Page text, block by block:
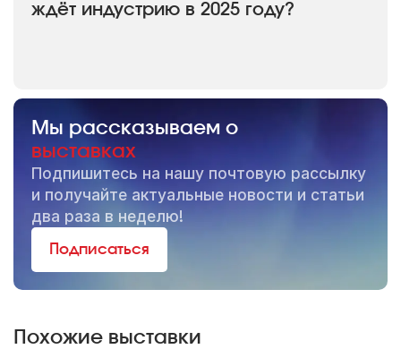
ждёт индустрию в 2025 году?
Мы рассказываем о
выставках
Подпишитесь на нашу почтовую рассылку
и получайте актуальные новости и статьи
два раза в неделю!
Подписаться
Похожие выставки